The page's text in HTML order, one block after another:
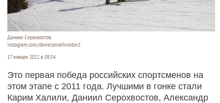
Даниил Серохвостов.
instagram.com/danielserokhvostov1
17 января 2022 в 08:54
Это первая победа российских спортсменов на
этом этапе с 2011 года. Лучшими в гонке стали
Карим Халили, Даниил Серохвостов, Александр